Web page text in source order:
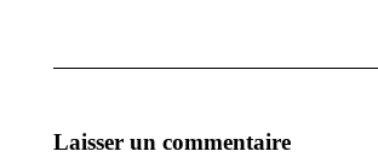
Laisser un commentaire